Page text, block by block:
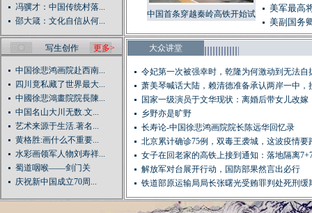
冯骥才：中国传统村落...
邵大箴：文化自信从何...
中国首条穿越秦岭高铁开始试
美军最高
美副国务
写生创作 更多>
中国徐悲鸿画院赴西南...
四川竟私藏了世界最大...
中國徐悲鴻畫院院長陳...
中国名山大川无数.文...
艺术来源于生活.著名...
黄格胜:画什么不重要...
水彩画领军人物刘寿祥...
蜀道咽喉——剑门关
庆祝新中国成立70周...
大众讲堂
令妃第一次被强幸时，乾隆为何激动到无法自
萧美琴喊话大陆，赖清德准备承认两岸一中，
是...国家一级演员于文华现状：离婚后带女儿改嫁
素...乡野亦是旷野
长寿论-中国徐悲鸿画院院长陈远华回忆录
北京累计确诊75例，双毒王袭城，这波疫情要
了...女子在回老家的高铁上接到通知：落地隔离
解放军对台展开行动，国防部果然言出必行
铁道部原运输局局长张曙光受贿罪判处死刑缓
行...